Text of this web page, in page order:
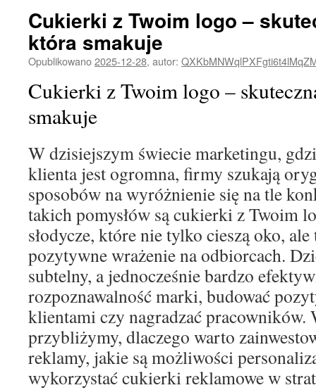
Cukierki z Twoim logo –
która smakuje
Opublikowano2025-12-28, autor:
Cukierki z Twoim logo –
smakuje
W dzisiejszym świecie marketingu,
klienta jest ogromna, firmy szukają
sposobów na wyróżnienie się na tle
takich pomysłów są cukierki z Twoim
słodycze, które nie tylko cieszą oko,
pozytywne wrażenie na odbiorcach.
subtelny, a jednocześnie bardzo
rozpoznawalność marki, budować
klientami czy nagradzać
przybliżymy, dlaczego warto
reklamy, jakie są możliwości
wykorzystać cukierki reklamowe w